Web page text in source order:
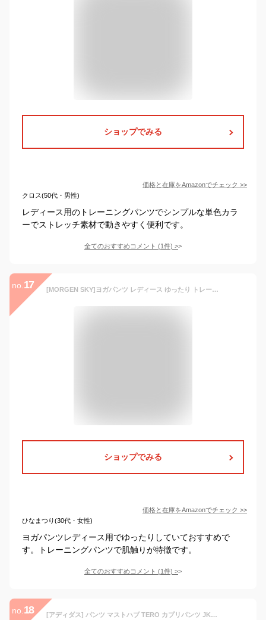
ショップでみる
価格と在庫をAmazonでチェック >>
クロス(50代・男性)
レディース用のトレーニングパンツでシンプルな単色カラ
ーでストレッチ素材で動きやすく便利です。
全てのおすすめコメント (1件) >
no. 17 [MORGEN SKY]ヨガパンツ レディース ゆったり トレーニングパンツ 肌触りが特徴 ダンス フィットネス ランニングウェア ヨガウェア スポーツウェア 薄手 YJ20(ブラック,S)
ショップでみる
価格と在庫をAmazonでチェック >>
ひなまつり(30代・女性)
ヨガパンツレディース用でゆったりしていておすすめで
す。トレーニングパンツで肌触りが特徴です。
全てのおすすめコメント (1件) >
no. 18 [アディダス] パンツ マストハブ TERO カプリパンツ JKO28 レディース レジェンドインク(GM8786) 日本サイズL相当